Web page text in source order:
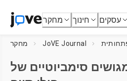
מחקר חינוך עסקים
מחקר JoVE Journal
סימביוטיים של